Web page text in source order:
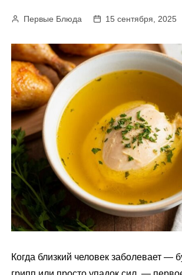
Первые Блюда 15 сентября, 2025
Когда близкий человек заболевает —